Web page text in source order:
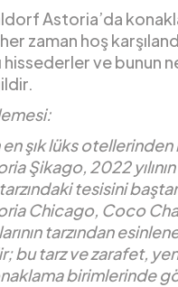
Astoria’da
zaman hoş
hissederler ve bunun
en şık lüks
Şikago, 2022
tesisini
Chicago, Coco
tarzından
bu tarz ve zarafet,
birimlerinde